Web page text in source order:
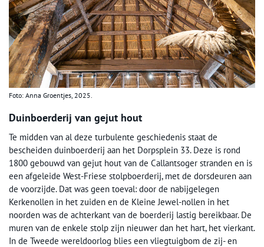
Foto: Anna Groentjes, 2025.
Duinboerderij van gejut hout
Te midden van al deze turbulente geschiedenis staat de
bescheiden duinboerderij aan het Dorpsplein 33. Deze is rond
1800 gebouwd van gejut hout van de Callantsoger stranden en is
een afgeleide West-Friese stolpboerderij, met de dorsdeuren aan
de voorzijde. Dat was geen toeval: door de nabijgelegen
Kerkenollen in het zuiden en de Kleine Jewel-nollen in het
noorden was de achterkant van de boerderij lastig bereikbaar. De
muren van de enkele stolp zijn nieuwer dan het hart, het vierkant.
In de Tweede wereldoorlog blies een vliegtuigbom de zij- en